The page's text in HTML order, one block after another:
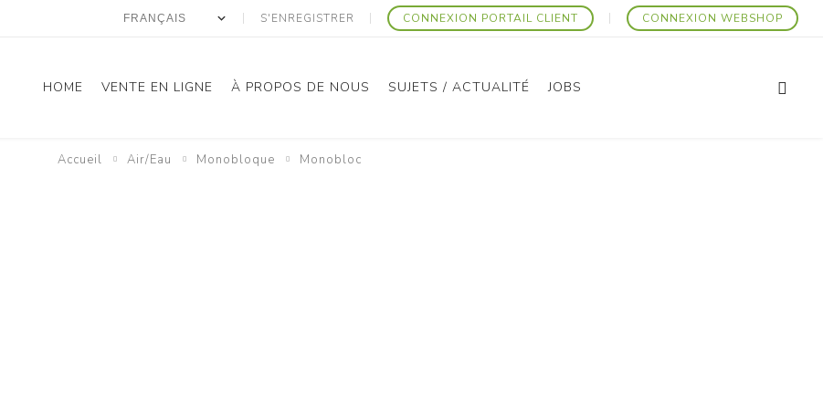
S'ENREGISTRER CONNEXION PORTAIL CLIENT CONNEXION WEBSHOP
HOME VENTE EN LIGNE
Panasonic Gree
À PROPOS DE NOUS SUJETS / ACTUALITÉ JOBS
Accueil Air/Eau Monobloque Monobloc